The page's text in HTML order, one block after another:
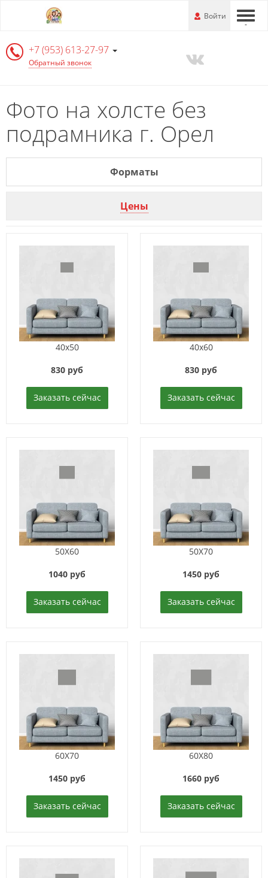
Перейти
информации
---
Войти
+7 (953) 613-27-97
Обратный звонок
Фото на холсте без
подрамника г. Орел
Форматы
Цены
40x50
830 руб
Заказать сейчас
40x60
830 руб
Заказать сейчас
50X60
1040 руб
Заказать сейчас
50X70
1450 руб
Заказать сейчас
60X70
1450 руб
Заказать сейчас
60X80
1660 руб
Заказать сейчас